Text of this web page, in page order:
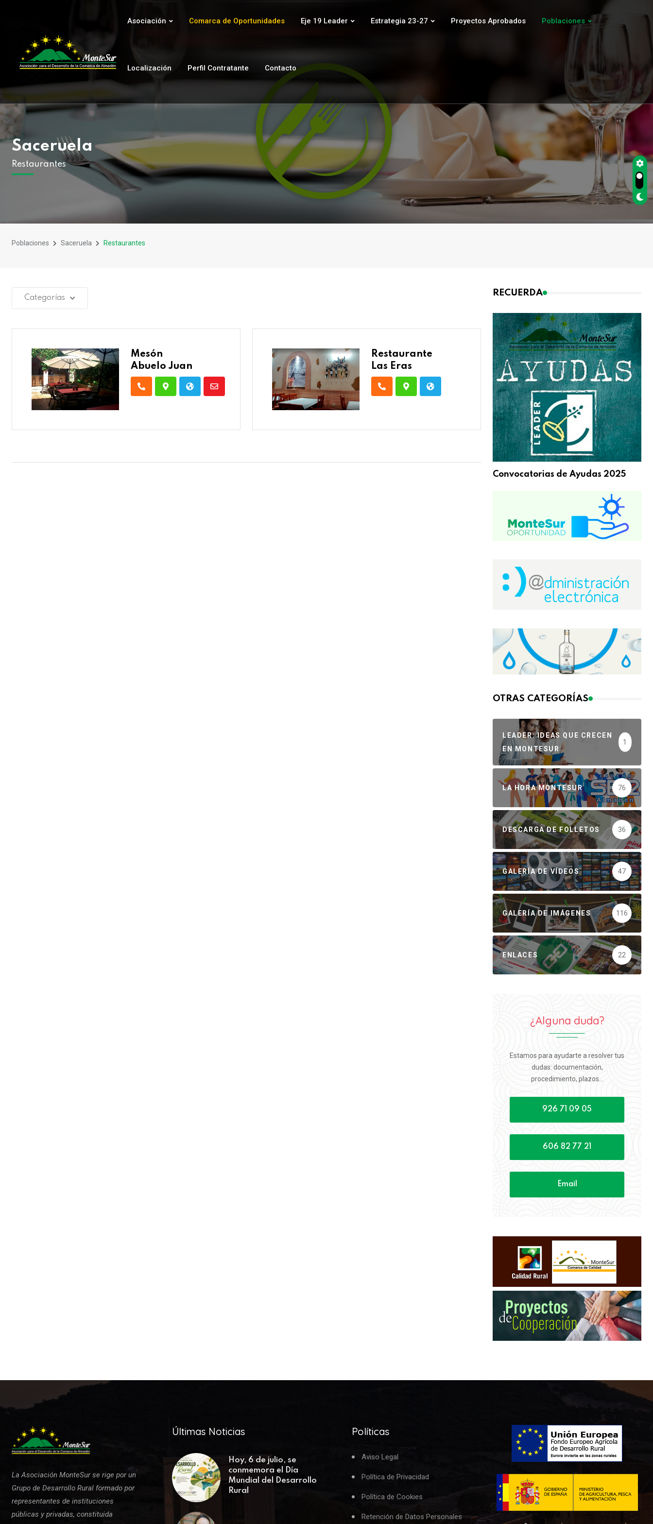
Asociación Comarca de Oportunidades Eje 19 Leader Estrategia 23-27 Proyectos Aprobados Poblaciones
Localización Perfil Contratante Contacto
Saceruela
Restaurantes
Poblaciones Saceruela Restaurantes
Categorías
Mesón
Abuelo Juan
Restaurante
Las Eras
RECUERDA
Convocatorias de Ayudas 2025
OTRAS CATEGORÍAS
LEADER: IDEAS QUE CRECEN
EN MONTESUR
1
LA HORA MONTESUR 76
DESCARGA DE FOLLETOS 36
GALERÍA DE VÍDEOS 47
GALERÍA DE IMÁGENES 116
ENLACES 22
¿Alguna duda?
Estamos para ayudarte a resolver tus
dudas: documentación,
procedimiento, plazos...
926 71 09 05
606 82 77 21
Email
La Asociación MonteSur se rige por un
Grupo de Desarrollo Rural formado por
representantes de instituciones
públicas y privadas, constituida
Últimas Noticias
Hoy, 6 de julio, se
conmemora el Día
Mundial del Desarrollo
Rural
Políticas
Aviso Legal
Política de Privacidad
Política de Cookies
Retención de Datos Personales